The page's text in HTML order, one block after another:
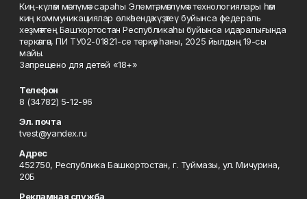
Киң-күләм мәғлүмәт сараһы Элемтә, мәғлүмәт технологиялары һәм
киң коммуникациялар өлкәһендә күҙәтеү буйынса федераль
хеҙмәттең Башҡортостан Республикаһы буйынса идаралығында
теркәлгән, ПИ ТУ02-01821-се теркәү һаны, 2025 йылдың 19-сы
майы.
Запрещено для детей «18+»
Телефон
8 (34782) 5-12-96
Эл. почта
tvest@yandex.ru
Адрес
452750, Республика Башкортостан, г. Туймазы, ул. Мичурина,
20Б
Рекламная служба